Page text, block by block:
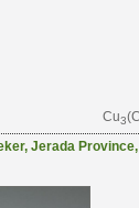
Cu3
,Jerada Province